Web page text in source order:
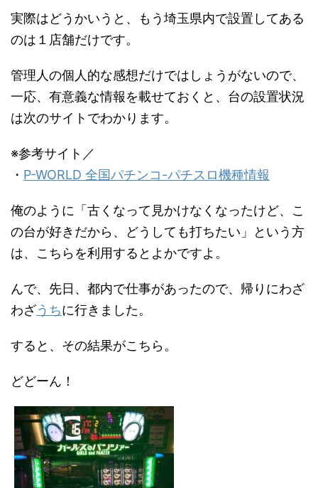
実際はどうかいうと、もう埼玉県内で設置してある
のは１店舗だけです。
管理人の個人的な感想だけではしょうがないので、
一応、有意義な情報を載せておくと、台の設置状況
は次のサイトでわかります。
※参考サイト／
・ P-WORLD 全国パチンコ-パチスロ機種情報
俺のように「古くなって見かけなくなったけど、こ
の台が好きだから、どうしても打ちたい」という方
は、こちらを利用するとよかですよ。
んで、先日、都内で仕事があったので、帰りにわざ
わざうちに行きました。
すると、その結果がこちら。
どどーん！